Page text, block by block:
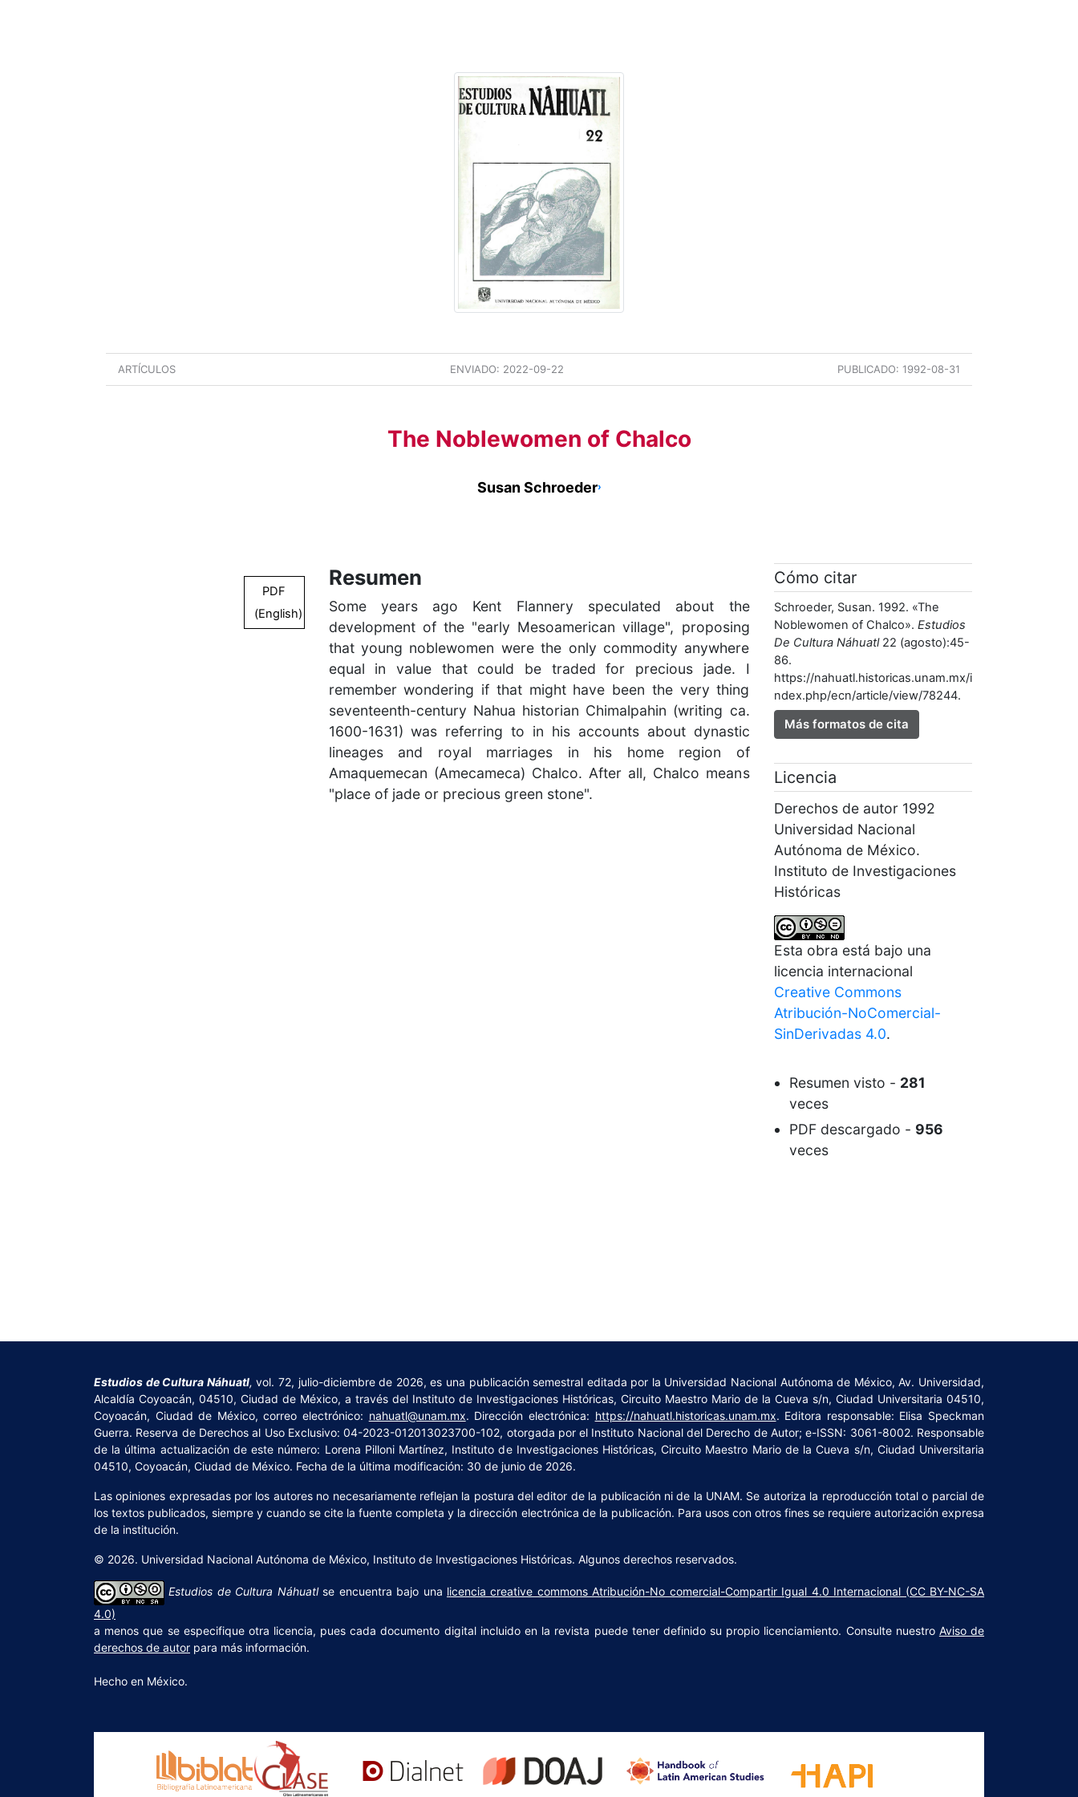
ARTÍCULOS ENVIADO: 2022-09-22 PUBLICADO: 1992-08-31
The Noblewomen of Chalco
Susan Schroeder›
PDF
(English)
Resumen
Some years ago Kent Flannery speculated about the
development of the "early Mesoamerican village", proposing
that young noblewomen were the only commodity anywhere
equal in value that could be traded for precious jade. I
remember wondering if that might have been the very thing
seventeenth-century Nahua historian Chimalpahin (writing ca.
1600-1631) was referring to in his accounts about dynastic
lineages and royal marriages in his home region of
Amaquemecan (Amecameca) Chalco. After all, Chalco means
"place of jade or precious green stone".
Cómo citar
Schroeder, Susan. 1992. «The
Noblewomen of Chalco». Estudios
De Cultura Náhuatl22 (agosto):45-
86.
https://nahuatl.historicas.unam.mx/i
ndex.php/ecn/article/view/78244.
Más formatos de cita
Licencia
Derechos de autor 1992
Universidad Nacional
Autónoma de México.
Instituto de Investigaciones
Históricas
Esta obra está bajo una
licencia internacional
Creative Commons
Atribución-NoComercial-
SinDerivadas 4.0.
Resumen visto - 281
veces
PDF descargado - 956
veces
Estudios de Cultura Náhuatl, vol. 72, julio-diciembre de 2026, es una publicación semestral editada por la Universidad Nacional Autónoma de México, Av. Universidad,
Alcaldía Coyoacán, 04510, Ciudad de México, a través del Instituto de Investigaciones Históricas, Circuito Maestro Mario de la Cueva s/n, Ciudad Universitaria 04510,
Coyoacán, Ciudad de México, correo electrónico: nahuatl@unam.mx. Dirección electrónica: https://nahuatl.historicas.unam.mx. Editora responsable: Elisa Speckman
Guerra. Reserva de Derechos al Uso Exclusivo: 04-2023-012013023700-102, otorgada por el Instituto Nacional del Derecho de Autor; e-ISSN: 3061-8002. Responsable
de la última actualización de este número: Lorena Pilloni Martínez, Instituto de Investigaciones Históricas, Circuito Maestro Mario de la Cueva s/n, Ciudad Universitaria
04510, Coyoacán, Ciudad de México. Fecha de la última modificación: 30 de junio de 2026.
Las opiniones expresadas por los autores no necesariamente reflejan la postura del editor de la publicación ni de la UNAM. Se autoriza la reproducción total o parcial de
los textos publicados, siempre y cuando se cite la fuente completa y la dirección electrónica de la publicación. Para usos con otros fines se requiere autorización expresa
de la institución.
© 2026. Universidad Nacional Autónoma de México, Instituto de Investigaciones Históricas. Algunos derechos reservados.
Estudios de Cultura Náhuatlse encuentra bajo una licencia creative commons Atribución-No comercial-Compartir Igual 4.0 Internacional (CC BY-NC-SA
4.0)
a menos que se especifique otra licencia, pues cada documento digital incluido en la revista puede tener definido su propio licenciamiento. Consulte nuestro Aviso de
derechos de autor para más información.
Hecho en México.